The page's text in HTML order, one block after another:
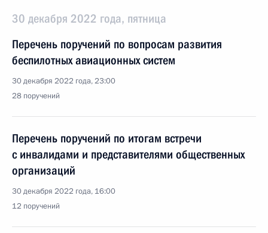
30 декабря 2022 года, пятница
Перечень поручений по вопросам развития
беспилотных авиационных систем
30 декабря 2022 года, 23:00
28 поручений
Перечень поручений по итогам встречи
с инвалидами и представителями общественных
организаций
30 декабря 2022 года, 16:00
12 поручений